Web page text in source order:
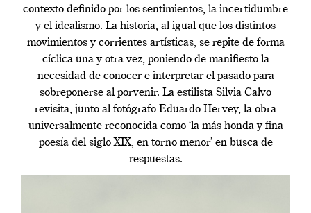
contexto definido por los sentimientos, la incertidumbre
y el idealismo. La historia, al igual que los distintos
movimientos y corrientes artísticas, se repite de forma
cíclica una y otra vez, poniendo de manifiesto la
necesidad de conocer e interpretar el pasado para
sobreponerse al porvenir. La estilista Silvia Calvo
revisita, junto al fotógrafo Eduardo Hervey, la obra
universalmente reconocida como ‘la más honda y fina
poesía del siglo XIX, en torno menor’ en busca de
respuestas.